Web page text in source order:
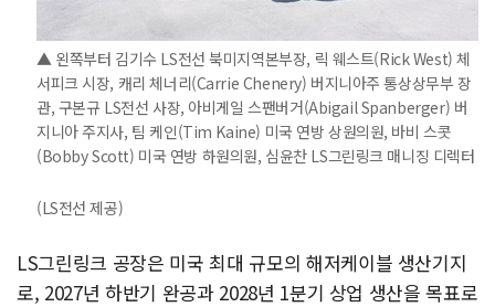
▲ 왼쪽부터 김기수 LS전선 북미지역본부장, 릭 웨스트(Rick West) 체
서피크 시장, 캐리 체너리(Carrie Chenery) 버지니아주 통상상무부 장
관, 구본규 LS전선 사장, 아비게일 스팬버거(Abigail Spanberger) 버
지니아 주지사, 팀 케인(Tim Kaine) 미국 연방 상원의원, 바비 스콧
(Bobby Scott) 미국 연방 하원의원, 심윤찬 LS그린링크 매니징 디렉터
(LS전선 제공)
LS그린링크 공장은 미국 최대 규모의 해저케이블 생산기지
로, 2027년 하반기 완공과 2028년 1분기 상업 생산을 목표로